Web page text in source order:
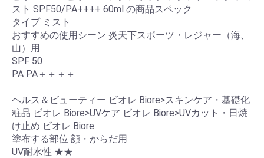
スト SPF50/PA++++ 60ml の商品スペック
タイプ ミスト
おすすめの使用シーン 炎天下スポーツ・レジャー（海、
山）用
SPF 50
PA PA＋＋＋＋
ヘルス＆ビューティー ビオレ Biore>スキンケア・基礎化
粧品 ビオレ Biore>UVケア ビオレ Biore>UVカット・日焼
け止め ビオレ Biore
塗布する部位 顔・からだ用
UV耐水性 ★★